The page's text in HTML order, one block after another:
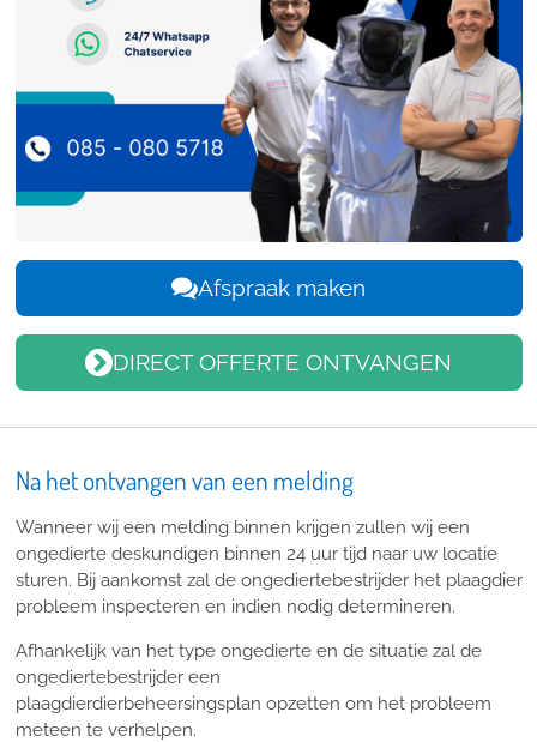
Afspraak maken
DIRECT OFFERTE ONTVANGEN
Na het ontvangen van een melding
Wanneer wij een melding binnen krijgen zullen wij een
ongedierte deskundigen binnen 24 uur tijd naar uw locatie
sturen. Bij aankomst zal de ongediertebestrijder het plaagdier
probleem inspecteren en indien nodig determineren.
Afhankelijk van het type ongedierte en de situatie zal de
ongediertebestrijder een
plaagdierdierbeheersingsplan opzetten om het probleem
meteen te verhelpen.